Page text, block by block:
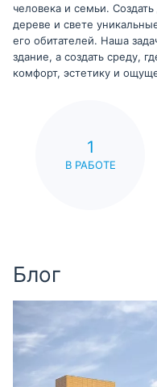
человека и семьи.
дереве и свете
его обитателей. Наша
здание, а создать среду,
комфорт, эстетику и
1
В РАБОТЕ
Блог